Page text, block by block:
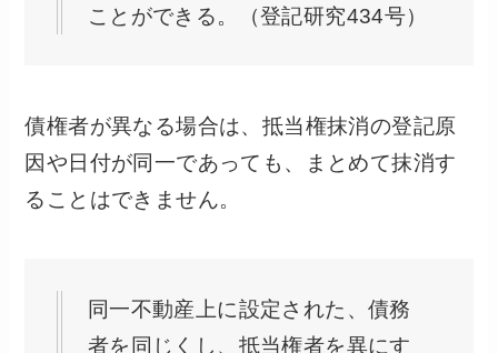
ことができる。（登記研究434号）
債権者が異なる場合は、抵当権抹消の登記原
因や日付が同一であっても、まとめて抹消す
ることはできません。
同一不動産上に設定された、債務
者を同じくし、抵当権者を異にす